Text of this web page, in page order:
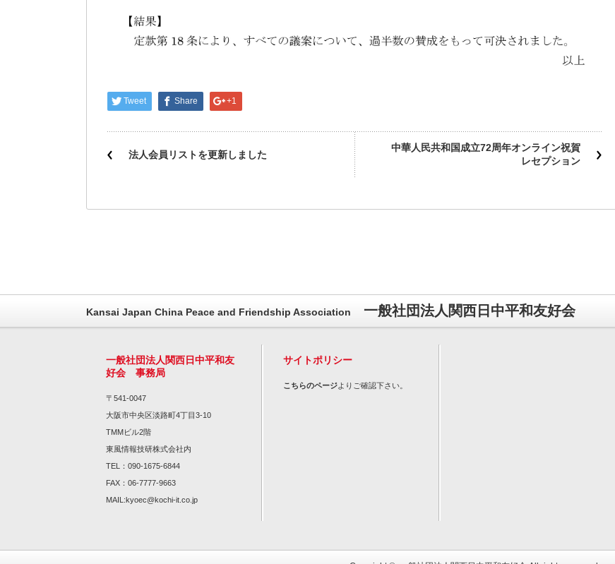
Tweet Share +1
法人会員リストを更新しました
中華人民共和国成立72周年オンライン祝賀
レセプション
Kansai Japan China Peace and Friendship Association 一般社団法人関西日中平和友好会
一般社団法人関西日中平和友
好会 事務局
〒541-0047
大阪市中央区淡路町4丁目3-10
TMMビル2階
東風情報技研株式会社内
TEL：090-1675-6844
FAX：06-7777-9663
MAIL:kyoec@kochi-it.co.jp
サイトポリシー
こちらのページよりご確認下さい。